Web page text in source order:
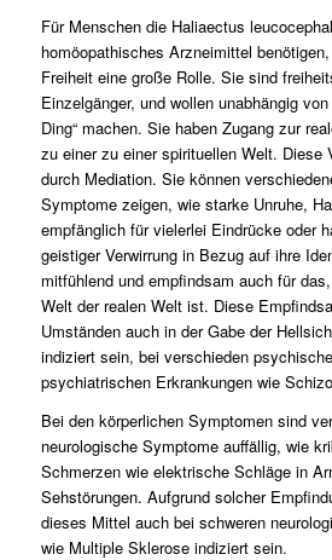
Für Menschen die Haliaectus
homöopathisches Arzneimittel
Freiheit eine große Rolle. Sie sind
Einzelgänger, und wollen unabhängig
Ding“ machen. Sie haben Zugang zur
zu einer zu einer spirituellen Welt. Diese
durch Mediation. Sie können
Symptome zeigen, wie starke Unruhe,
empfänglich für vielerlei Eindrücke oder
geistiger Verwirrung in Bezug auf ihre
mitfühlend und empfindsam auch für
Welt der realen Welt ist. Diese
Umständen auch in der Gabe der
indiziert sein, bei verschieden
psychiatrischen Erkrankungen wie
Bei den körperlichen Symptomen sind
neurologische Symptome auffällig, wie
Schmerzen wie elektrische Schläge in
Sehstörungen. Aufgrund solcher
dieses Mittel auch bei schweren
wie Multiple Sklerose indiziert sein.